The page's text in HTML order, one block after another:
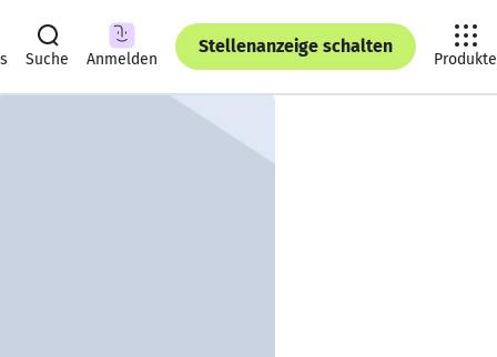
Suche Anmelden
Stellenanzeige schalten
Produkte